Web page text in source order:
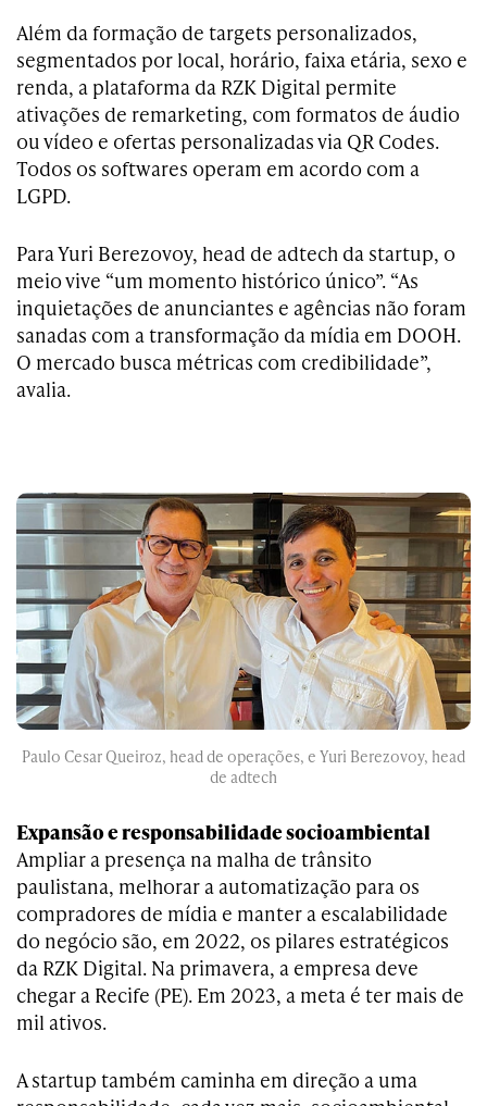
Além da formação de targets personalizados,
segmentados por local, horário, faixa etária, sexo e
renda, a plataforma da RZK Digital permite
ativações de remarketing, com formatos de áudio
ou vídeo e ofertas personalizadas via QR Codes.
Todos os softwares operam em acordo com a
LGPD.
Para Yuri Berezovoy, head de adtech da startup, o
meio vive “um momento histórico único”. “As
inquietações de anunciantes e agências não foram
sanadas com a transformação da mídia em DOOH.
O mercado busca métricas com credibilidade”,
avalia.
Paulo Cesar Queiroz, head de operações, e Yuri Berezovoy, head
de adtech
Expansão e responsabilidade socioambiental
Ampliar a presença na malha de trânsito
paulistana, melhorar a automatização para os
compradores de mídia e manter a escalabilidade
do negócio são, em 2022, os pilares estratégicos
da RZK Digital. Na primavera, a empresa deve
chegar a Recife (PE). Em 2023, a meta é ter mais de
mil ativos.
A startup também caminha em direção a uma